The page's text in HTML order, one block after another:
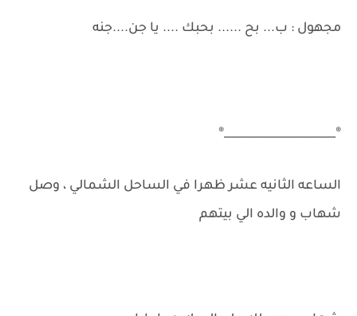
مجهول : ب... بح ...... بحبك .... يا جن....جنه
®____________________®
الساعه الثانيه عشر ظهرا في الساحل الشمالي ، وصل
شهاب و والده الي بيتهم